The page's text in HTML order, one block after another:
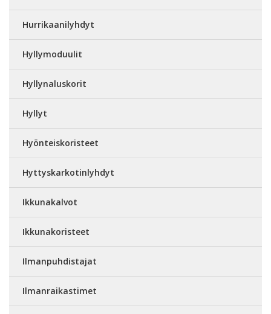
Hurrikaanilyhdyt
Hyllymoduulit
Hyllynaluskorit
Hyllyt
Hyönteiskoristeet
Hyttyskarkotinlyhdyt
Ikkunakalvot
Ikkunakoristeet
Ilmanpuhdistajat
Ilmanraikastimet